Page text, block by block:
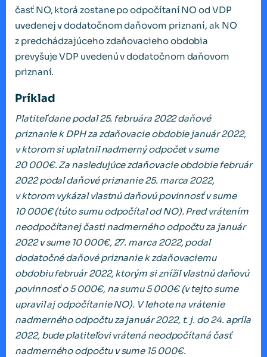
časť NO, ktorá zostane po odpočítaní NO od VDP
uvedenej v dodatočnom daňovom priznaní, ak NO
z predchádzajúceho zdaňovacieho obdobia
prevyšuje VDP uvedenú v dodatočnom daňovom
priznaní.
Príklad
Platiteľ dane podal 25. februára 2022 daňové
priznanie k DPH za zdaňovacie obdobie január 2022,
v ktorom si uplatnil nadmerný odpočet v sume
20 000€. Za nasledujúce zdaňovacie obdobie február
2022 podal daňové priznanie 25. marca 2022,
v ktorom vykázal vlastnú daňovú povinnosť v sume
10 000€ (túto sumu odpočítal od NO). Pred vrátením
neodpočítanej časti nadmerného odpočtu za január
2022 v sume 10 000€, 27. marca 2022, podal
dodatočné daňové priznanie k zdaňovaciemu
obdobiu február 2022, ktorým si znížil vlastnú daňovú
povinnosť o 5 000€, na sumu 5 000€ (v tejto sume
upravil aj odpočítanie NO). V lehote na vrátenie
nadmerného odpočtu za január 2022, t. j. do 24. apríla
2022, bude platiteľovi vrátená neodpočítaná časť
nadmerného odpočtu v sume 15 000€.